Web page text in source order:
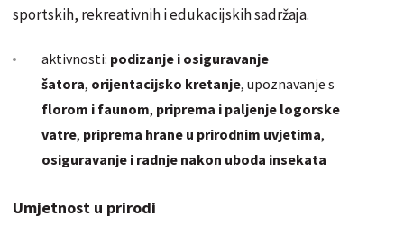
sportskih, rekreativnih i edukacijskih sadržaja.
aktivnosti: podizanje i osiguravanje
šatora, orijentacijsko kretanje, upoznavanje s
florom i faunom, priprema i paljenje logorske
vatre, priprema hrane u prirodnim uvjetima,
osiguravanje i radnje nakon uboda insekata
Umjetnost u prirodi